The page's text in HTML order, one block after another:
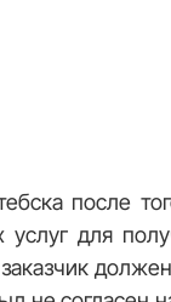
после
для